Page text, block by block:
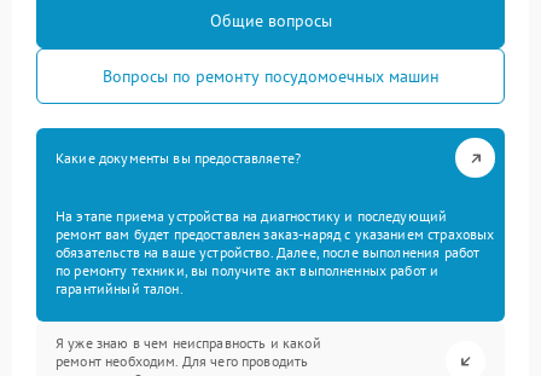
Общие вопросы
Вопросы по ремонту посудомоечных машин
Какие документы вы предоставляете?
На этапе приема устройства на диагностику и последующий
ремонт вам будет предоставлен заказ-наряд с указанием страховых
обязательств на ваше устройство. Далее, после выполнения работ
по ремонту техники, вы получите акт выполненных работ и
гарантийный талон.
Я уже знаю в чем неисправность и какой
ремонт необходим. Для чего проводить